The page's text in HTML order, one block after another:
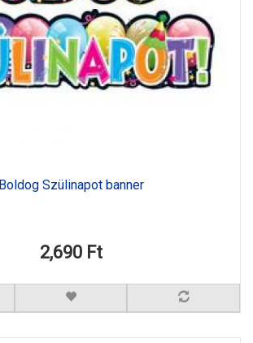
Boldog Szülinapot banner
2,690 Ft